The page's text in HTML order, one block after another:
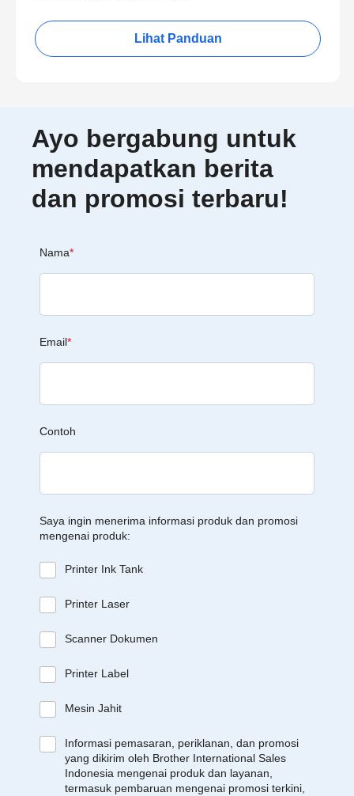
Lihat Panduan
Ayo bergabung untuk
mendapatkan berita
dan promosi terbaru!
Nama*
Email*
Contoh
Saya ingin menerima informasi produk dan promosi
mengenai produk:
Printer Ink Tank
Printer Laser
Scanner Dokumen
Printer Label
Mesin Jahit
Informasi pemasaran, periklanan, dan promosi
yang dikirim oleh Brother International Sales
Indonesia mengenai produk dan layanan,
termasuk pembaruan mengenai promosi terkini,